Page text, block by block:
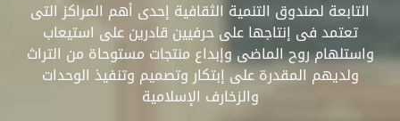
التابعة لصندوق التنمية الثقافية إحدى أهم المراكز التى
تعتمد فى إنتاجها على حرفيين قادرين على استيعاب
واستلهام روح الماضى وإبداع منتجات مستوحاة من التراث
ولديهم المقدرة على إبتكار وتصميم وتنفيذ الوحدات
والزخارف الإسلامية